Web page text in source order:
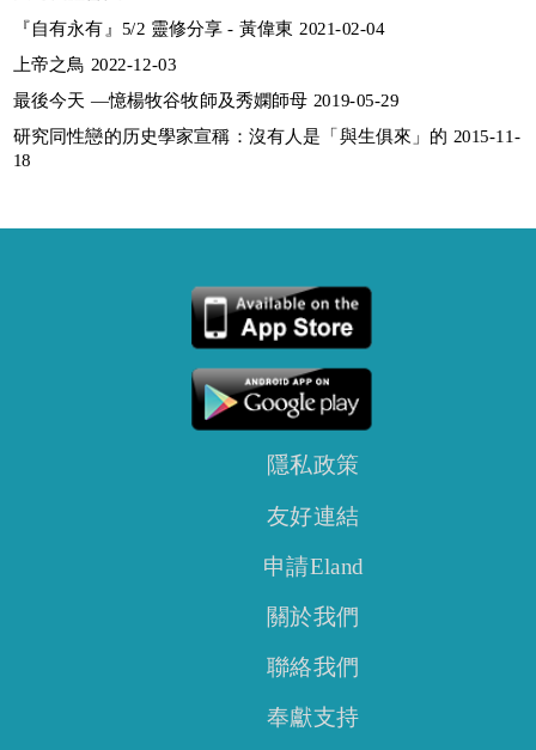
『自有永有』5/2 靈修分享 - 黃偉東 2021-02-04
上帝之鳥 2022-12-03
最後今天 —憶楊牧谷牧師及秀嫻師母 2019-05-29
研究同性戀的历史學家宣稱：沒有人是「與生俱來」的 2015-11-
18
隱私政策
友好連結
申請Eland
關於我們
聯絡我們
奉獻支持